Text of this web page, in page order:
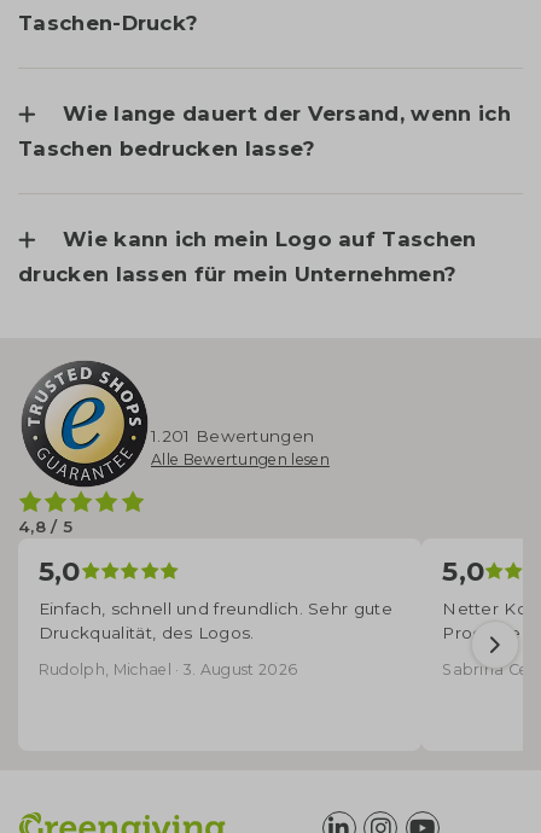
Taschen-Druck?
Wie lange dauert der Versand, wenn ich
Taschen bedrucken lasse?
Wie kann ich mein Logo auf Taschen
drucken lassen für mein Unternehmen?
4,8 / 5
1.201 Bewertungen
Alle Bewertungen lesen
5,0
Einfach, schnell und freundlich. Sehr gute
Druckqualität, des Logos.
Rudolph, Michael · 3. August 2026
5,0
Netter
Produkte -
Sabrina